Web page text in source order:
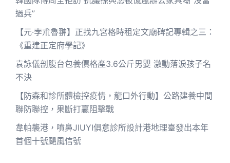
過兵”
【元·孛朮魯翀】正找九宮格時租定文廟碑記專輯之三：
《重建正定府學記》
袁詠儀剖腹台包養價格產3.6公斤男嬰 激動落淚孩子名
不決
【防森和診所體檢控疫情，龍口外行動】公路建養中間
聯防聯控，果斷打贏阻擊戰
韋帕襲港，噴鼻JIUYI俱意診所設計港地理臺發出本年
首個十號颶風信號